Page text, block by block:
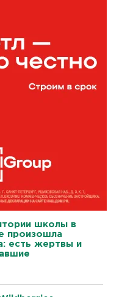
школы в
произошла
есть жертвы и